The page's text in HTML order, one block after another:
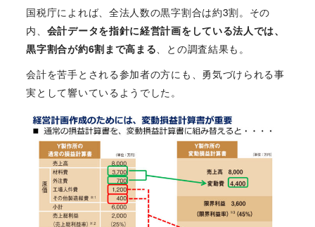
国税庁によれば、全法人数の黒字割合は約3割。その
内、 会計データを指針に経営計画をしている法人では、
黒字割合が約6割まで高まる、との調査結果も。
会計を苦手とされる参加者の方にも、勇気づけられる事
実として響いているようでした。